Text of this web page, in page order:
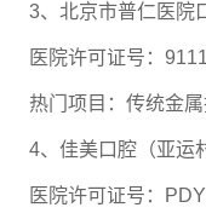
3、北京市普仁医院
医院许可证号：
热门项目：传统金
4、佳美口腔（亚运
医院许可证号：